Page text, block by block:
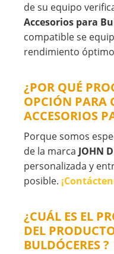
de su equipo
Accesorios para
compatible se
rendimiento
¿POR QUÉ
OPCIÓN PARA
ACCESORIOS
Porque somos
de la marca JOHN
personalizada y
posible.
¿CUÁL ES EL
DEL
BULDÓCERES ?